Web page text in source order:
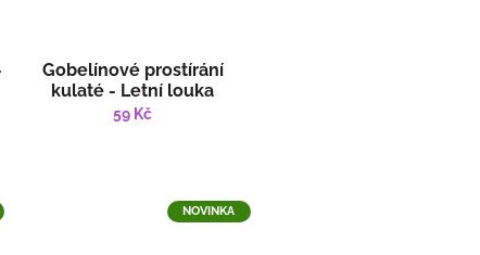
Gobelínové prostírání
kulaté - Letní louka
59 Kč
NOVINKA